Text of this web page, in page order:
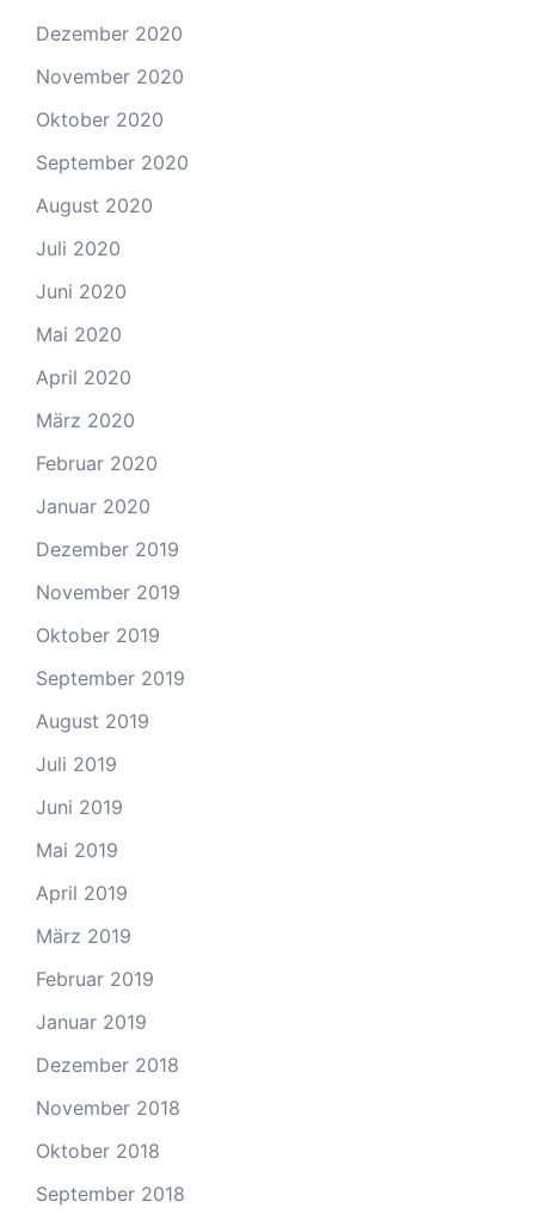
Dezember 2020
November 2020
Oktober 2020
September 2020
August 2020
Juli 2020
Juni 2020
Mai 2020
April 2020
März 2020
Februar 2020
Januar 2020
Dezember 2019
November 2019
Oktober 2019
September 2019
August 2019
Juli 2019
Juni 2019
Mai 2019
April 2019
März 2019
Februar 2019
Januar 2019
Dezember 2018
November 2018
Oktober 2018
September 2018